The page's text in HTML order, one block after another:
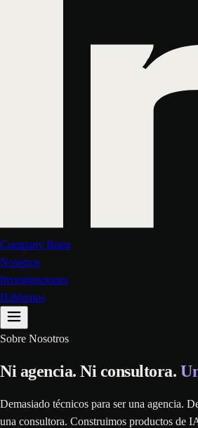
Company Brain
Nosotros
Investigaciones
Hablemos
Sobre Nosotros
Ni agencia. Ni consultora.
Demasiado técnicos para ser una agencia.
una consultora. Construimos productos de